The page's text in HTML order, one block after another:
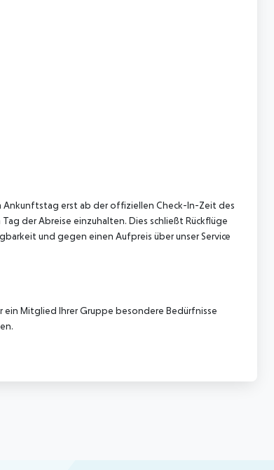
erst ab der offiziellen Check-In-Zeit des
der Abreise einzuhalten. Dies schließt Rückflüge
und gegen einen Aufpreis über unser Service
Mitglied Ihrer Gruppe besondere Bedürfnisse